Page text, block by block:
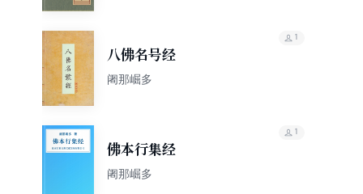
八佛名号经
阇那崛多
1
佛本行集经
阇那崛多
1